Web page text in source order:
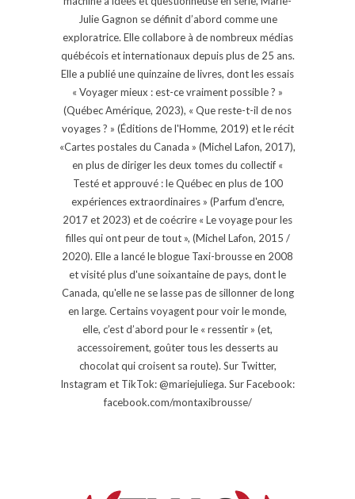
Julie Gagnon se définit d’abord comme une
exploratrice. Elle collabore à de nombreux médias
québécois et internationaux depuis plus de 25 ans.
Elle a publié une quinzaine de livres, dont les essais
« Voyager mieux : est-ce vraiment possible ? »
(Québec Amérique, 2023), « Que reste-t-il de nos
voyages ? » (Éditions de l'Homme, 2019) et le récit
«Cartes postales du Canada » (Michel Lafon, 2017),
en plus de diriger les deux tomes du collectif «
Testé et approuvé : le Québec en plus de 100
expériences extraordinaires » (Parfum d'encre,
2017 et 2023) et de coécrire « Le voyage pour les
filles qui ont peur de tout », (Michel Lafon, 2015 /
2020). Elle a lancé le blogue Taxi-brousse en 2008
et visité plus d'une soixantaine de pays, dont le
Canada, qu'elle ne se lasse pas de sillonner de long
en large. Certains voyagent pour voir le monde,
elle, c’est d’abord pour le « ressentir » (et,
accessoirement, goûter tous les desserts au
chocolat qui croisent sa route). Sur Twitter,
Instagram et TikTok: @mariejuliega. Sur Facebook:
facebook.com/montaxibrousse/